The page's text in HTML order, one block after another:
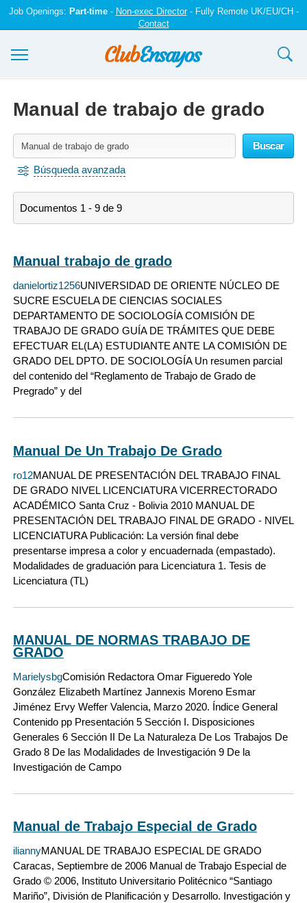
Job Openings: Part-time- Non-exec Director- Fully Remote UK/EU/CH -
Contact
Iniciar sesión
Manual de trabajo de grado
Buscar
Búsqueda avanzada
Documentos 1 - 9 de 9
Manual trabajo de grado
danielortiz1256UNIVERSIDAD DE ORIENTE NÚCLEO DE
SUCRE ESCUELA DE CIENCIAS SOCIALES
DEPARTAMENTO DE SOCIOLOGÍA COMISIÓN DE
TRABAJO DE GRADO GUÍA DE TRÁMITES QUE DEBE
EFECTUAR EL(LA) ESTUDIANTE ANTE LA COMISIÓN DE
GRADO DEL DPTO. DE SOCIOLOGÍA Un resumen parcial
del contenido del “Reglamento de Trabajo de Grado de
Pregrado” y del
Manual De Un Trabajo De Grado
ro12MANUAL DE PRESENTACIÓN DEL TRABAJO FINAL
DE GRADO NIVEL LICENCIATURA VICERRECTORADO
ACADÉMICO Santa Cruz - Bolivia 2010 MANUAL DE
PRESENTACIÓN DEL TRABAJO FINAL DE GRADO - NIVEL
LICENCIATURA Publicación: La versión final debe
presentarse impresa a color y encuadernada (empastado).
Modalidades de graduación para Licenciatura 1. Tesis de
Licenciatura (TL)
MANUAL DE NORMAS TRABAJO DE
GRADO
MarielysbgComisión Redactora Omar Figueredo Yole
González Elizabeth Martínez Jannexis Moreno Esmar
Jiménez Ervy Weffer Valencia, Marzo 2020. Índice General
Contenido pp Presentación 5 Sección I. Disposiciones
Generales 6 Sección II De La Naturaleza De Los Trabajos De
Grado 8 De las Modalidades de Investigación 9 De la
Investigación de Campo
Manual de Trabajo Especial de Grado
iliannyMANUAL DE TRABAJO ESPECIAL DE GRADO
Caracas, Septiembre de 2006 Manual de Trabajo Especial de
Grado © 2006, Instituto Universitario Politécnico “Santiago
Mariño”, División de Planificación y Desarrollo. Investigación y